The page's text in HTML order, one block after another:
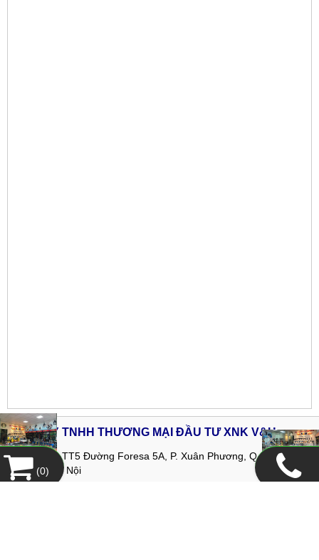
CÔNG TY TNHH THƯƠNG MẠI ĐẦU TƯ XNK V&H
Địa chỉ:
02-TT5 Đường Foresa 5A, P. Xuân Phương, Q. Nam Từ
Liêm, TP Hà Nội
(0)